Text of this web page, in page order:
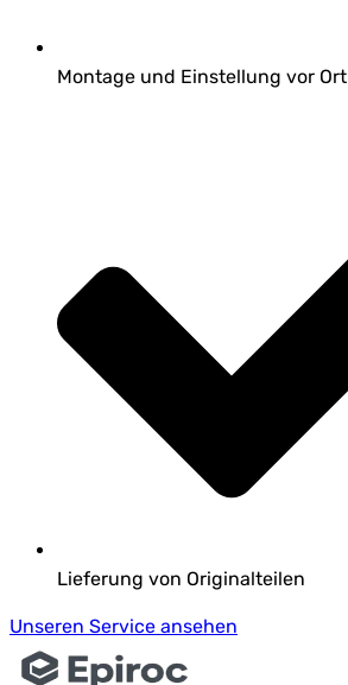
Montage und Einstellung vor Ort
Lieferung von Originalteilen
Unseren Service ansehen